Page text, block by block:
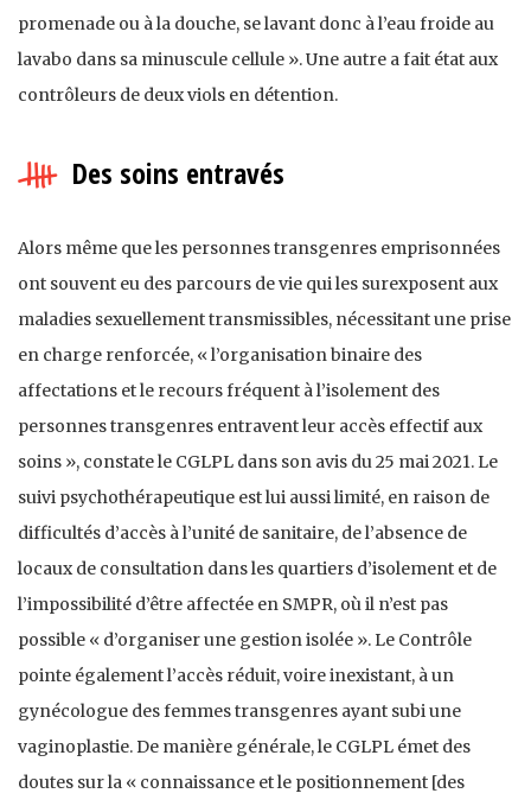
promenade ou à la douche, se lavant donc à l’eau froide au
lavabo dans sa minuscule cellule ». Une autre a fait état aux
contrôleurs de deux viols en détention.
Des soins entravés
Alors même que les personnes transgenres emprisonnées
ont souvent eu des parcours de vie qui les surexposent aux
maladies sexuellement transmissibles, nécessitant une prise
en charge renforcée, « l’organisation binaire des
affectations et le recours fréquent à l’isolement des
personnes transgenres entravent leur accès effectif aux
soins », constate le CGLPL dans son avis du 25 mai 2021. Le
suivi psychothérapeutique est lui aussi limité, en raison de
difficultés d’accès à l’unité de sanitaire, de l’absence de
locaux de consultation dans les quartiers d’isolement et de
l’impossibilité d’être affectée en SMPR, où il n’est pas
possible « d’organiser une gestion isolée ». Le Contrôle
pointe également l’accès réduit, voire inexistant, à un
gynécologue des femmes transgenres ayant subi une
vaginoplastie. De manière générale, le CGLPL émet des
doutes sur la « connaissance et le positionnement [des